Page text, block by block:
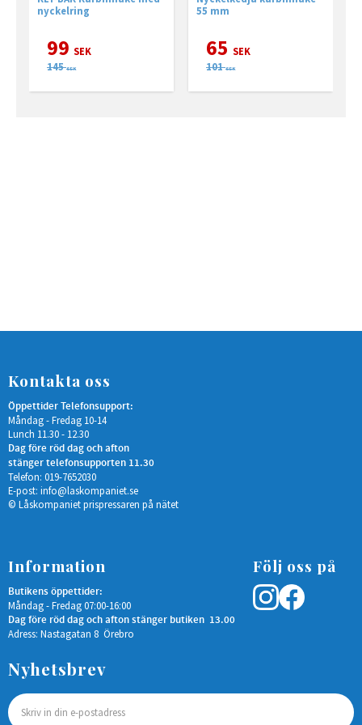
nyckelring
99 SEK
145 SEK
55 mm
65 SEK
101 SEK
Kontakta oss
Öppettider Telefonsupport:
Måndag - Fredag 10-14
Lunch 11.30 - 12.30
Dag före röd dag och afton
stänger telefonsupporten 11.30
Telefon: 019-7652030
E-post: info@laskompaniet.se
© Låskompaniet prispressaren på nätet
Information
Butikens öppettider:
Måndag - Fredag 07:00-16:00
Dag före röd dag och afton stänger butiken 13.00
Adress: Nastagatan 8 Örebro
Följ oss på
Nyhetsbrev